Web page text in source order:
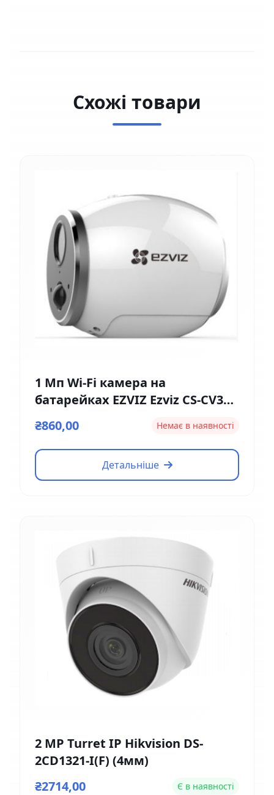
Схожі товари
1 Мп Wi-Fi камера на
батарейках EZVIZ Ezviz CS-CV316
₴860,00 Немає в наявності
Детальніше
2 MP Turret IP Hikvision DS-
2CD1321-I(F) (4мм)
₴2714,00
Є в наявності